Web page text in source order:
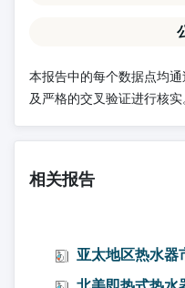
本报告中的每个数据点均
及严格的交叉验证进行核实
相关报告
亚太地区热水器